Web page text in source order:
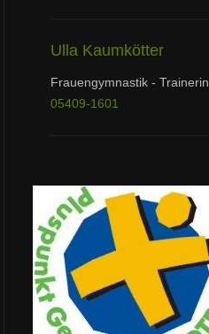
Ulla Kaumkötter
Frauengymnastik - Trainerin
05409-1601